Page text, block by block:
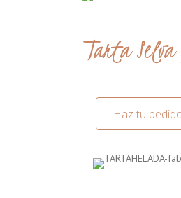
Tarta
Haz tu